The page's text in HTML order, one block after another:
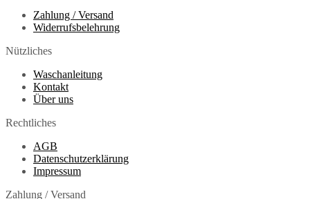
der
Produktseite
werden
Zahlung / Versand
Widerrufsbelehrung
Nützliches
Waschanleitung
Kontakt
Über uns
Rechtliches
AGB
Datenschutzerklärung
Impressum
Zahlung / Versand